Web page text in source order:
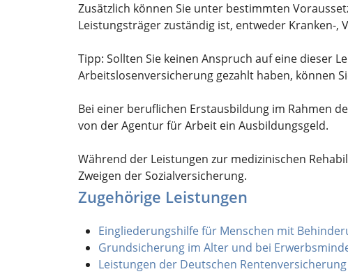
Zusätzlich können Sie unter bestimmten
Leistungsträger zuständig ist, entweder Kranken-,
Tipp: Sollten Sie keinen Anspruch auf eine dieser
Arbeitslosenversicherung gezahlt haben, können
Bei einer beruflichen Erstausbildung im Rahmen
von der Agentur für Arbeit ein Ausbildungsgeld.
Während der Leistungen zur medizinischen
Zweigen der Sozialversicherung.
Zugehörige Leistungen
Eingliederungshilfe für Menschen mit
Grundsicherung im Alter und bei
Leistungen der Deutschen